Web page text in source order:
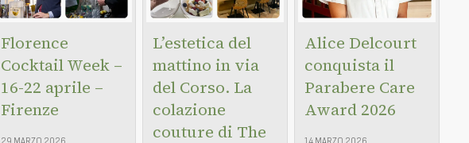
Florence
Cocktail Week –
16-22 aprile –
Firenze
L’estetica del
mattino in via
del Corso. La
colazione
couture di The
Alice Delcourt
conquista il
Parabere Care
Award 2026